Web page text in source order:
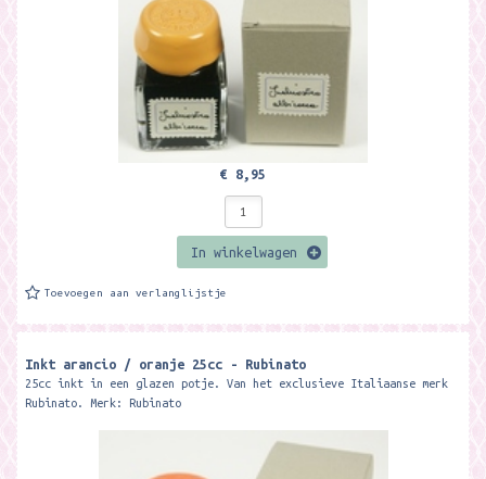
€ 8,95
In winkelwagen
Toevoegen aan verlanglijstje
Inkt arancio / oranje 25cc - Rubinato
25cc inkt in een glazen potje. Van het exclusieve Italiaanse merk
Rubinato. Merk: Rubinato